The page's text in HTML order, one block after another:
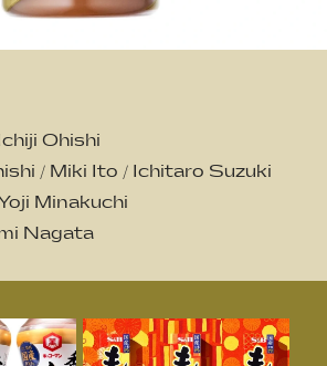
Ohishi
/ Miki Ito / Ichitaro Suzuki
Minakuchi
Nagata